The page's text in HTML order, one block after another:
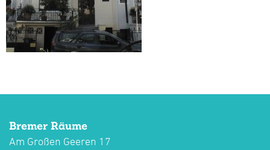
Bremer Räume
Am Großen Geeren 17